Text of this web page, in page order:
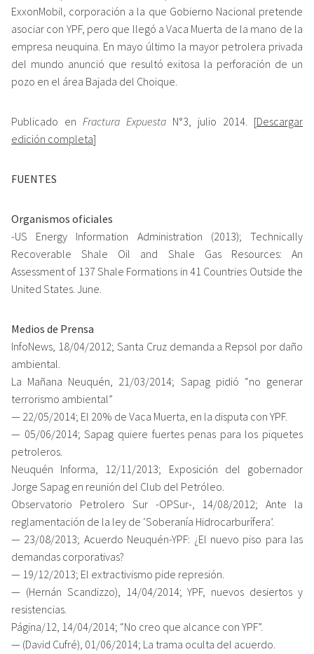
ExxonMobil, corporación a la que Gobierno Nacional pretende
asociar con YPF, pero que llegó a Vaca Muerta de la mano de la
empresa neuquina. En mayo último la mayor petrolera privada
del mundo anunció que resultó exitosa la perforación de un
pozo en el área Bajada del Choique.
Publicado en Fractura Expuesta N°3, julio 2014. [Descargar
edición completa]
FUENTES
Organismos oficiales
-US Energy Information Administration (2013); Technically
Recoverable Shale Oil and Shale Gas Resources: An
Assessment of 137 Shale Formations in 41 Countries Outside the
United States. June.
Medios de Prensa
InfoNews, 18/04/2012; Santa Cruz demanda a Repsol por daño
ambiental.
La Mañana Neuquén, 21/03/2014; Sapag pidió “no generar
terrorismo ambiental”
— 22/05/2014; El 20% de Vaca Muerta, en la disputa con YPF.
— 05/06/2014; Sapag quiere fuertes penas para los piquetes
petroleros.
Neuquén Informa, 12/11/2013; Exposición del gobernador
Jorge Sapag en reunión del Club del Petróleo.
Observatorio Petrolero Sur -OPSur-, 14/08/2012; Ante la
reglamentación de la ley de ‘Soberanía Hidrocarburífera’.
— 23/08/2013; Acuerdo Neuquén-YPF: ¿El nuevo piso para las
demandas corporativas?
— 19/12/2013; El extractivismo pide represión.
— (Hernán Scandizzo), 14/04/2014; YPF, nuevos desiertos y
resistencias.
Página/12, 14/04/2014; “No creo que alcance con YPF”.
— (David Cufré), 01/06/2014; La trama oculta del acuerdo.